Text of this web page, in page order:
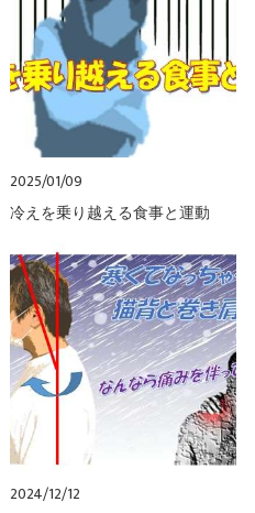
2025/01/09
冷えを乗り越える食事と運動
2024/12/12